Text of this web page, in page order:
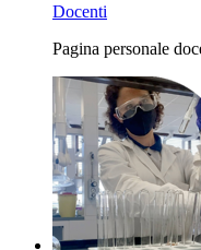
Docenti
Pagina personale